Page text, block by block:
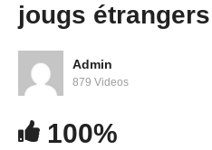
La confiance en Dieu –
jougs étrangers
Admin
879 Videos
100%